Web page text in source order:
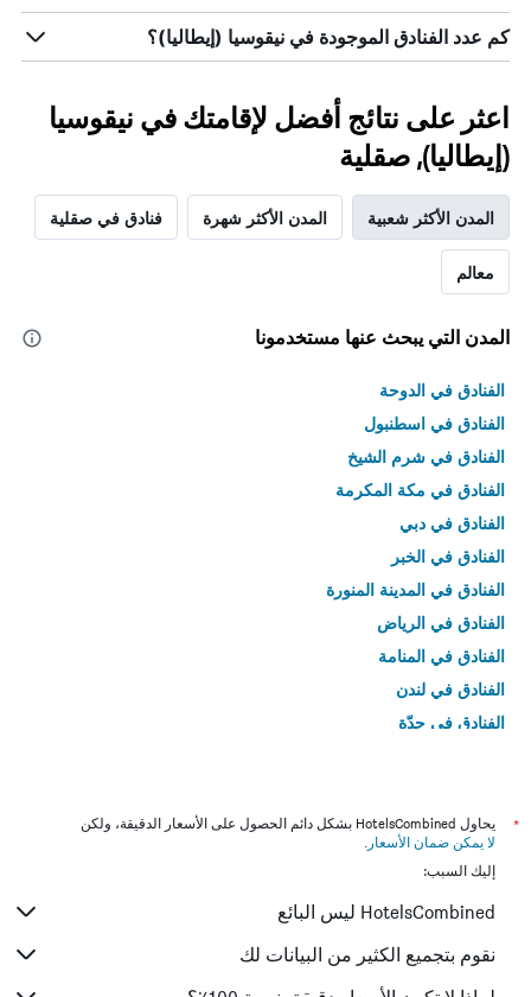
كم عدد الفنادق الموجودة في نيقوسيا (إيطاليا)؟
اعثر على نتائج أفضل لإقامتك في نيقوسيا
(إيطاليا), صقلية
المدن الأكثر شعبية المدن الأكثر شهرة فنادق في صقلية
معالم
المدن التي يبحث عنها مستخدمونا
الفنادق في الدوحة
الفنادق في اسطنبول
الفنادق في شرم الشيخ
الفنادق في مكة المكرمة
الفنادق في دبي
الفنادق في الخبر
الفنادق في المدينة المنورة
الفنادق في الرياض
الفنادق في المنامة
الفنادق في لندن
الفنادق في جدّة
*
يحاول HotelsCombined بشكل دائم الحصول على الأسعار الدقيقة، ولكن
لا يمكن ضمان الأسعار .
إليك السبب:
HotelsCombined ليس البائع
نقوم بتجميع الكثير من البيانات لك